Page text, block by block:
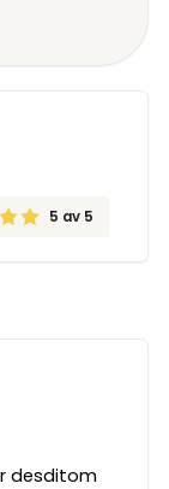
5 av 5
desditom